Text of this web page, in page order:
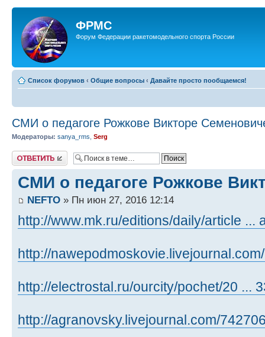
ФРМС
Форум Федерации ракетомодельного спорта России
Список форумов ‹ Общие вопросы ‹ Давайте просто пообщаемся!
СМИ о педагоге Рожкове Викторе
Модераторы: sanya_rms Serg
Ответить
СМИ о педагоге Рожкове
NEFTO » Пн июн 27, 2016 12:14
http://www.mk.ru/editions/daily/article ...
http://
http://electrostal.ru/ourcity/pochet/20 ...
http://agranovsky.livejournal.com/